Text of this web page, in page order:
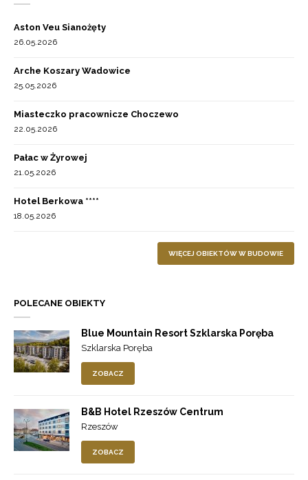
Aston Veu Sianożęty
26.05.2026
Arche Koszary Wadowice
25.05.2026
Miasteczko pracownicze Choczewo
22.05.2026
Pałac w Żyrowej
21.05.2026
Hotel Berkowa ****
18.05.2026
WIĘCEJ OBIEKTÓW W BUDOWIE
POLECANE OBIEKTY
Blue Mountain Resort Szklarska Poręba
Szklarska Poręba
ZOBACZ
B&B Hotel Rzeszów Centrum
Rzeszów
ZOBACZ